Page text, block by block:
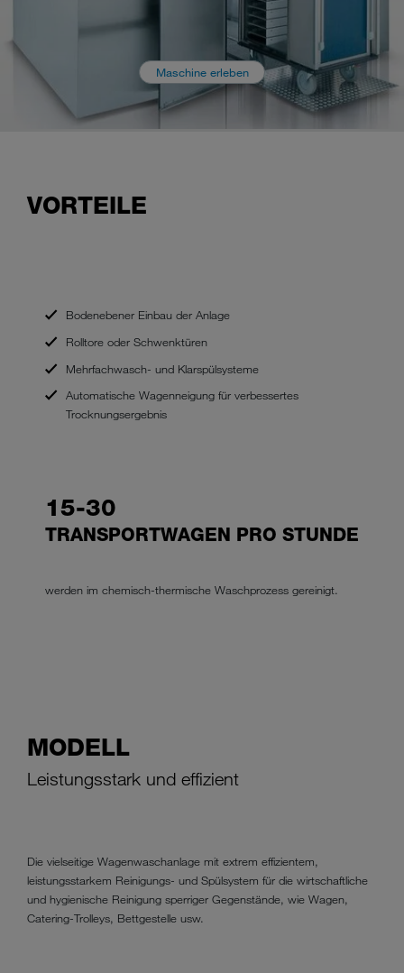
Maschine erleben
VORTEILE
Bodenebener Einbau der Anlage
Rolltore oder Schwenktüren
Mehrfachwasch- und Klarspülsysteme
Automatische Wagenneigung für verbessertes
Trocknungsergebnis
15-30
TRANSPORTWAGEN PRO STUNDE
werden im chemisch-thermische Waschprozess gereinigt.
MODELL
Leistungsstark und effizient
Die vielseitige Wagenwaschanlage mit extrem effizientem,
leistungsstarkem Reinigungs- und Spülsystem für die wirtschaftliche
und hygienische Reinigung sperriger Gegenstände, wie Wagen,
Catering-Trolleys, Bettgestelle usw.